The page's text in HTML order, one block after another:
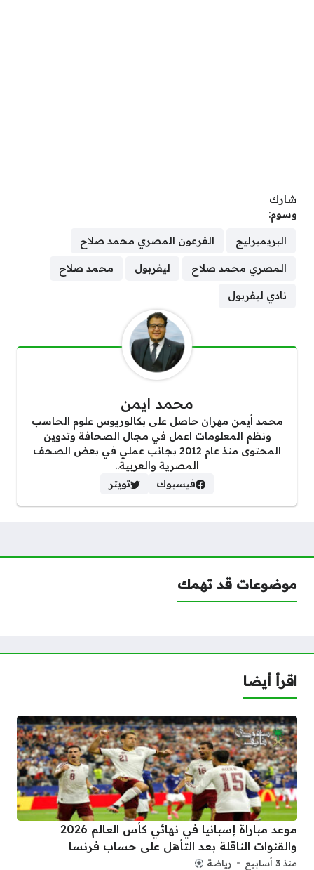
شارك
وسوم:
البريميرليج الفرعون المصري محمد صلاح
المصري محمد صلاح ليفربول محمد صلاح
نادي ليفربول
محمد ايمن
محمد أيمن مهران حاصل على بكالوريوس علوم الحاسب
ونظم المعلومات اعمل في مجال الصحافة وتدوين
المحتوى منذ عام 2012 بجانب عملي في بعض الصحف
المصرية والعربية..
فيسبوك
تويتر
موضوعات قد تهمك
اقرأ أيضا
موعد مباراة إسبانيا في نهائي كأس العالم 2026
والقنوات الناقلة بعد التأهل على حساب فرنسا
منذ 3 أسابيع رياضة